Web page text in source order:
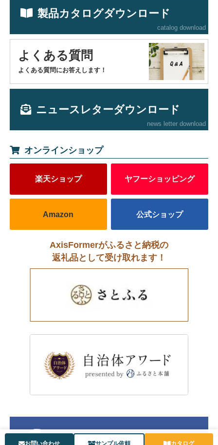
製品カタログダウンロード
catalog download
よくある質問
よくある質問にお答えします！
ニュースレターダウンロード
news letter download
オンラインショップ
楽天ショップ ヤフーショッピング
Amazon 公式ショップ
AxisFormerがふるさと納税の
返礼品として受け取れます！
お問い合わせ サンプル依頼 カタログ